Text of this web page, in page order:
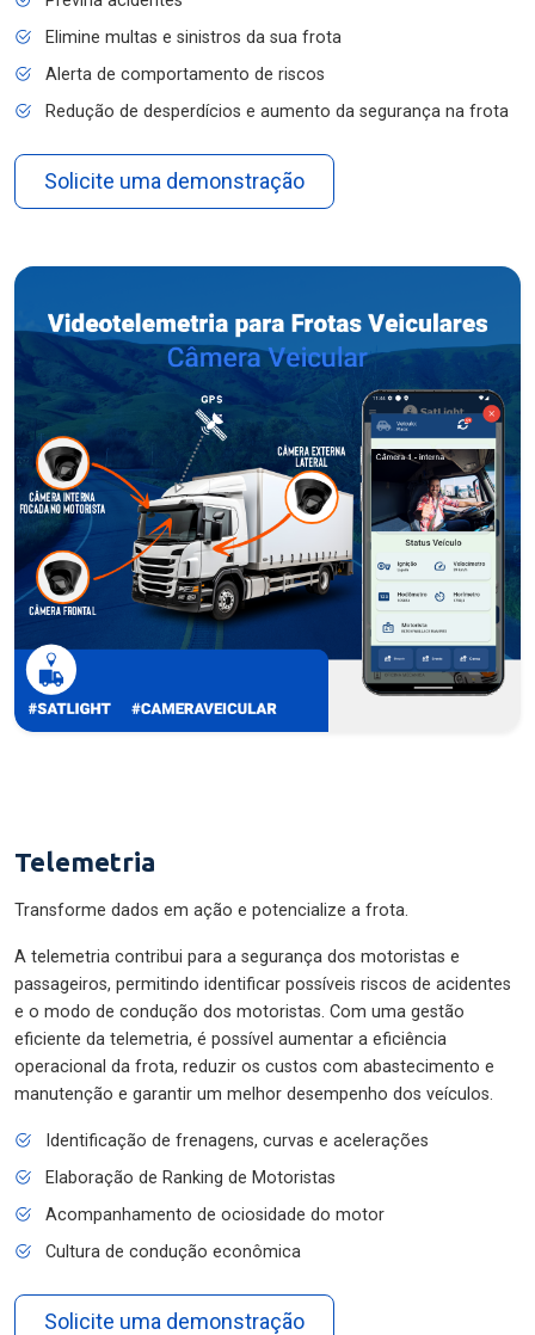
Elimine multas e sinistros da sua frota
Alerta de comportamento de riscos
Redução de desperdícios e aumento da segurança na frota
Solicite uma demonstração
Telemetria
Transforme dados em ação e potencialize a frota.
A telemetria contribui para a segurança dos motoristas e
passageiros, permitindo identificar possíveis riscos de acidentes
e o modo de condução dos motoristas. Com uma gestão
eficiente da telemetria, é possível aumentar a eficiência
operacional da frota, reduzir os custos com abastecimento e
manutenção e garantir um melhor desempenho dos veículos.
Identificação de frenagens, curvas e acelerações
Elaboração de Ranking de Motoristas
Acompanhamento de ociosidade do motor
Cultura de condução econômica
Solicite uma demonstração